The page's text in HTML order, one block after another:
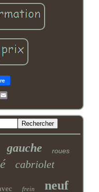
Email
gauche roues
cabriolet
frein neuf